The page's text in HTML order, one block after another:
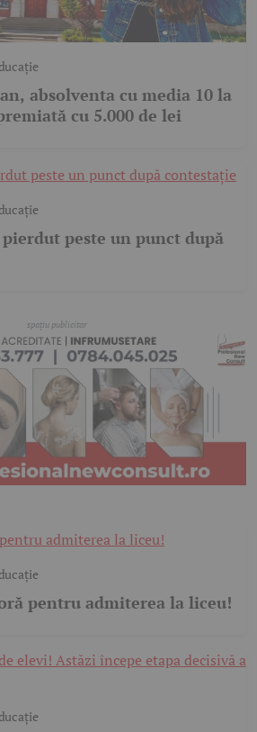
absolventa cu media 10 la
cu 5.000 de lei
peste un punct după
pentru admiterea la liceu!